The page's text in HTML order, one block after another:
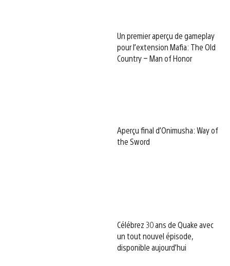
Un premier aperçu de gameplay
pour l’extension Mafia: The Old
Country – Man of Honor
Aperçu final d’Onimusha: Way of
the Sword
Célébrez 30 ans de Quake avec
un tout nouvel épisode,
disponible aujourd’hui